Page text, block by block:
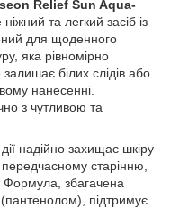
Relief Sun Aqua-
та легкий засіб із
для щоденного
яка рівномірно
білих слідів або
нанесенні.
з чутливою та
надійно захищає шкіру
передчасному старінню,
Формула, збагачена
підтримує